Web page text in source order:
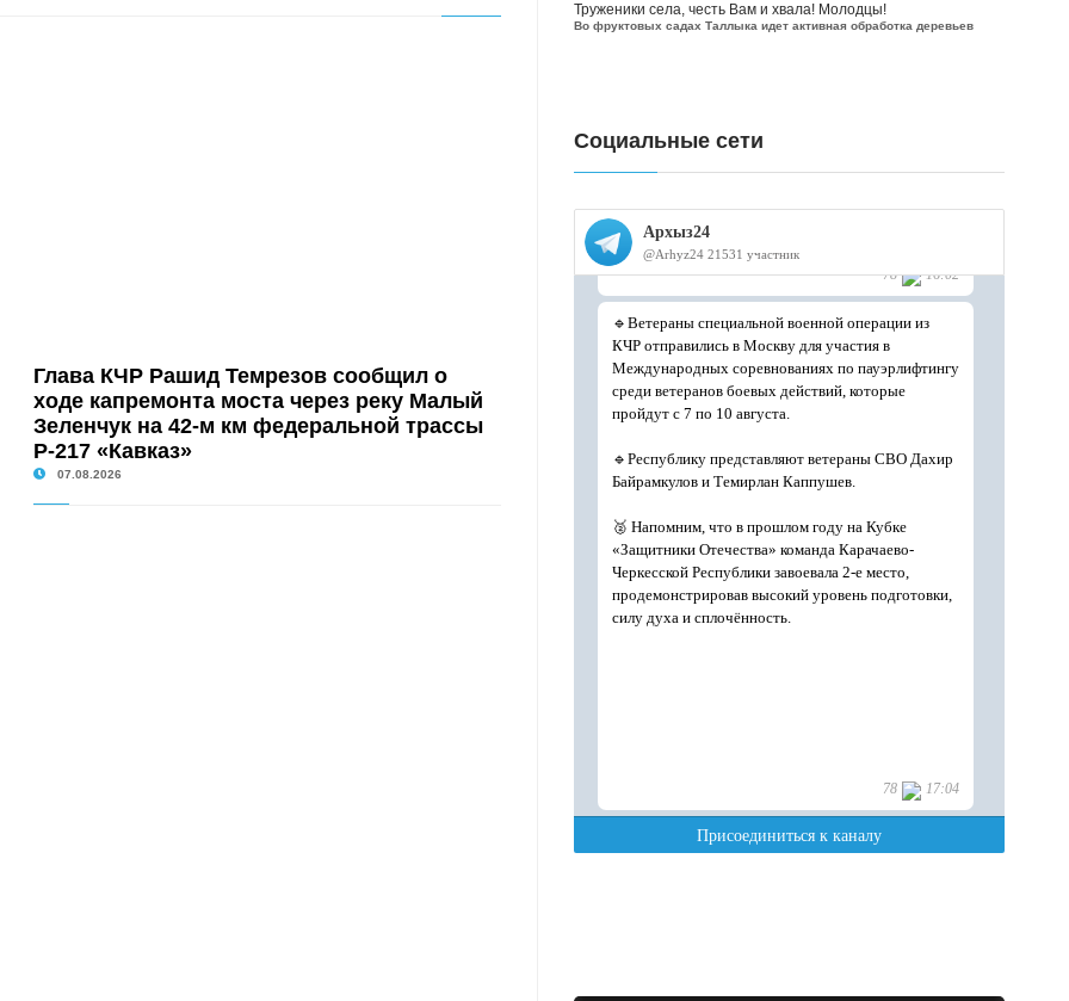
Глава КЧР Рашид Темрезов сообщил о
ходе капремонта моста через реку Малый
Зеленчук на 42-м км федеральной трассы
Р-217 «Кавказ»
07.08.2026
Труженики села, честь Вам и хвала! Молодцы!
Во фруктовых садах Таллыка идет активная обработка деревьев
Социальные сети